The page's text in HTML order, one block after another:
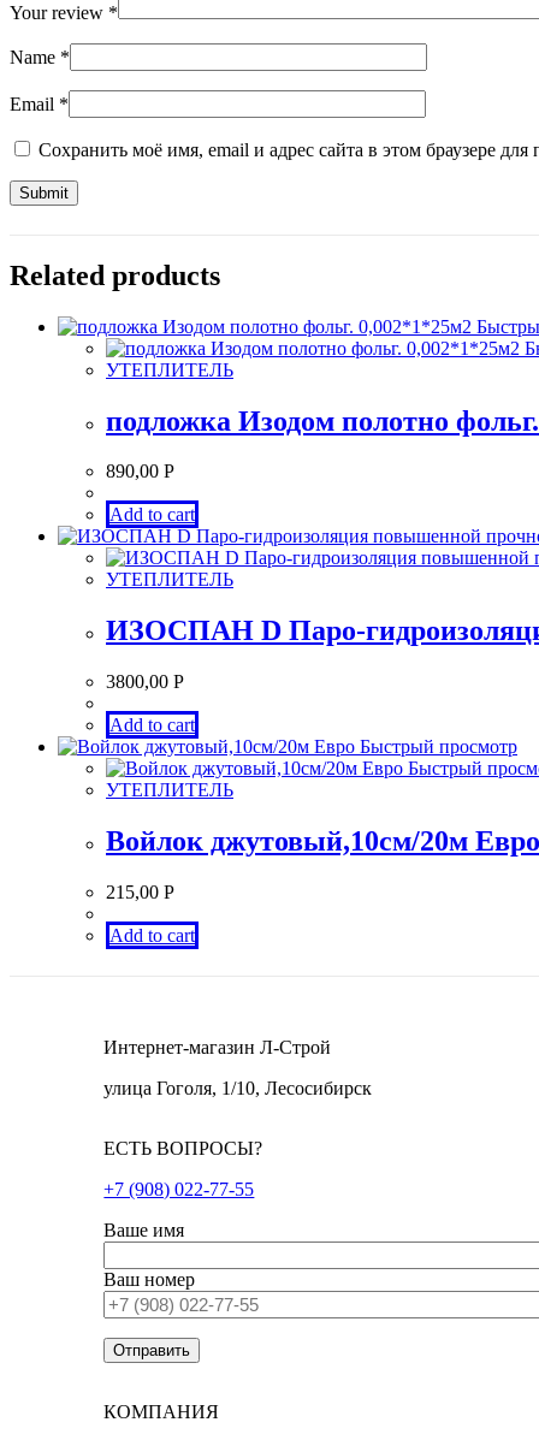
Your review *
Name *
Email *
Сохранить моё имя, email и адрес сайта в этом браузере
Related products
УТЕПЛИТЕЛЬ
подложка Изодом полотно
890,00 Р
Add to cart
УТЕПЛИТЕЛЬ
ИЗОСПАН D Паро-
3800,00 Р
Add to cart
Быстрый просмотр
Быстрый
УТЕПЛИТЕЛЬ
Войлок джутовый,10см/20м Евро
215,00 Р
Add to cart
Интернет-магазин Л-Строй
улица Гоголя, 1/10, Лесосибирск
ЕСТЬ ВОПРОСЫ?
+7 (908) 022-77-55
Ваше имя
Ваш номер
КОМПАНИЯ